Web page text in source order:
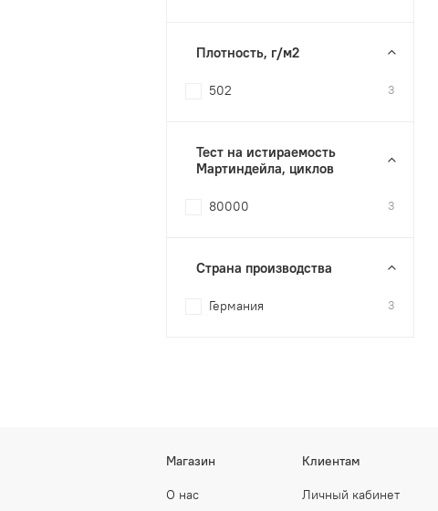
Плотность, г/м2
502 3
Тест на истираемость
Мартиндейла, циклов
80000 3
Страна производства
Германия 3
Магазин
О нас
Клиентам
Личный кабинет